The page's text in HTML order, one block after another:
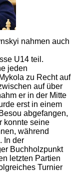
nahmen auch
U14 teil.
jeden
zu Recht auf
auf über
er in der Mitte
erst in einem
abgefangen,
konnte seine
während
In der
Buchholzpunkt
letzten Partien
Turnier